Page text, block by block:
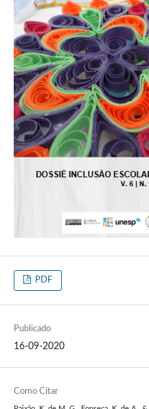
PDF
Publicado
16-09-2020
Como Citar